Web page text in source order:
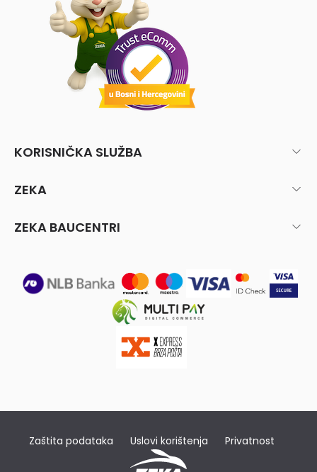
KORISNIČKA SLUŽBA
ZEKA
ZEKA BAUCENTRI
Zaštita podataka Uslovi korištenja Privatnost